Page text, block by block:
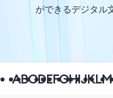
ができるデジタル
ABCDEFGHIJKLM